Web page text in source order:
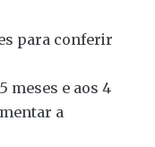
para conferir
meses e aos 4
a